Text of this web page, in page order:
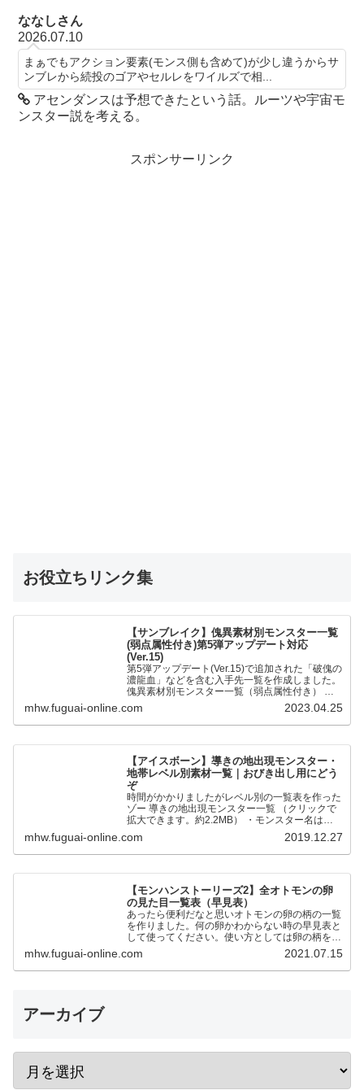
ななしさん
2026.07.10
まぁでもアクション要素(モンス側も含めて)が少し違うからサ
ンブレから続投のゴアやセルレをワイルズで相...
アセンダンスは予想できたという話。ルーツや宇宙モ
ンスター説を考える。
スポンサーリンク
お役立ちリンク集
【サンブレイク】傀異素材別モンスター一覧
(弱点属性付き)第5弾アップデート対応
(Ver.15)
第5弾アップデート(Ver.15)で追加された「破傀の
濃龍血」などを含む入手先一覧を作成しました。
傀異素材別モンスター一覧（弱点属性付き） 全
モンスターの傀異化した〇〇素材と弱点属性をま
とめました。…
mhw.fuguai-online.com 2023.04.25
【アイスボーン】導きの地出現モンスター・
地帯レベル別素材一覧｜おびき出し用にどう
ぞ
時間がかかりましたがレベル別の一覧表を作った
ゾー 導きの地出現モンスター一覧 （クリックで
拡大できます。約2.2MB） ・モンスター名は五
十音順です ・●が通常個体、★が歴戦個体です。
・地帯レベルの…
mhw.fuguai-online.com 2019.12.27
【モンハンストーリーズ2】全オトモンの卵
の見た目一覧表（早見表）
あったら便利だなと思いオトモンの卵の柄の一覧
を作りました。何の卵かわからない時の早見表と
して使ってください。使い方としては卵の柄を元
に同じ色合いの卵を探す形です。 2023年1月18
日リオレイア希少種…
mhw.fuguai-online.com 2021.07.15
アーカイブ